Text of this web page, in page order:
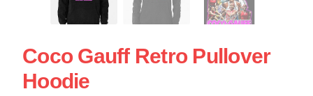
Coco Gauff Retro Pullover
Hoodie